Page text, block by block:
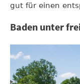
gut für einen
Baden unter